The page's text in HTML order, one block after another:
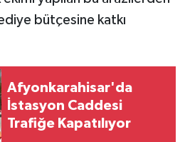
bütçesine katkı
Afyonkarahisar'da
İstasyon Caddesi
Trafiğe Kapatılıyor